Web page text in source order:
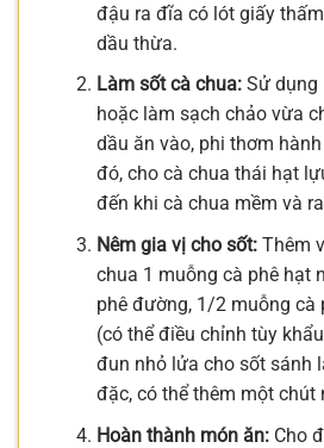
đậu ra đĩa có lót giấy
dầu thừa.
Làm sốt cà chua:Sử dụng
hoặc làm sạch chảo vừa
dầu ăn vào, phi thơm
đó, cho cà chua thái hạt
đến khi cà chua mềm và
Nêm gia vị cho sốt:Thêm
chua 1 muỗng cà phê hạt
phê đường, 1/2 muỗng cà
(có thể điều chỉnh tùy
đun nhỏ lửa cho sốt sánh
đặc, có thể thêm một chút
Hoàn thành món ăn:Cho